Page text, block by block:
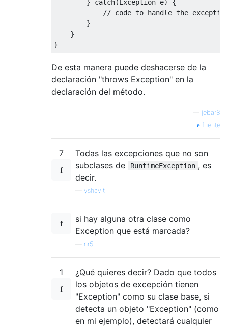
}
catch(Exception e)
{
// code to handle the
}
}
}
De esta manera puede deshacerse de la
declaración "throws Exception" en la
declaración del método.
jebar8
fuente
7
Todas las excepciones que no son
subclases de
RuntimeException , es
decir.
yshavit
si hay alguna otra clase como
Exception que está marcada?
nr5
1
¿Qué quieres decir? Dado que todos
los objetos de excepción tienen
"Exception" como su clase base, si
detecta un objeto "Exception" (como
en mi ejemplo), detectará cualquier